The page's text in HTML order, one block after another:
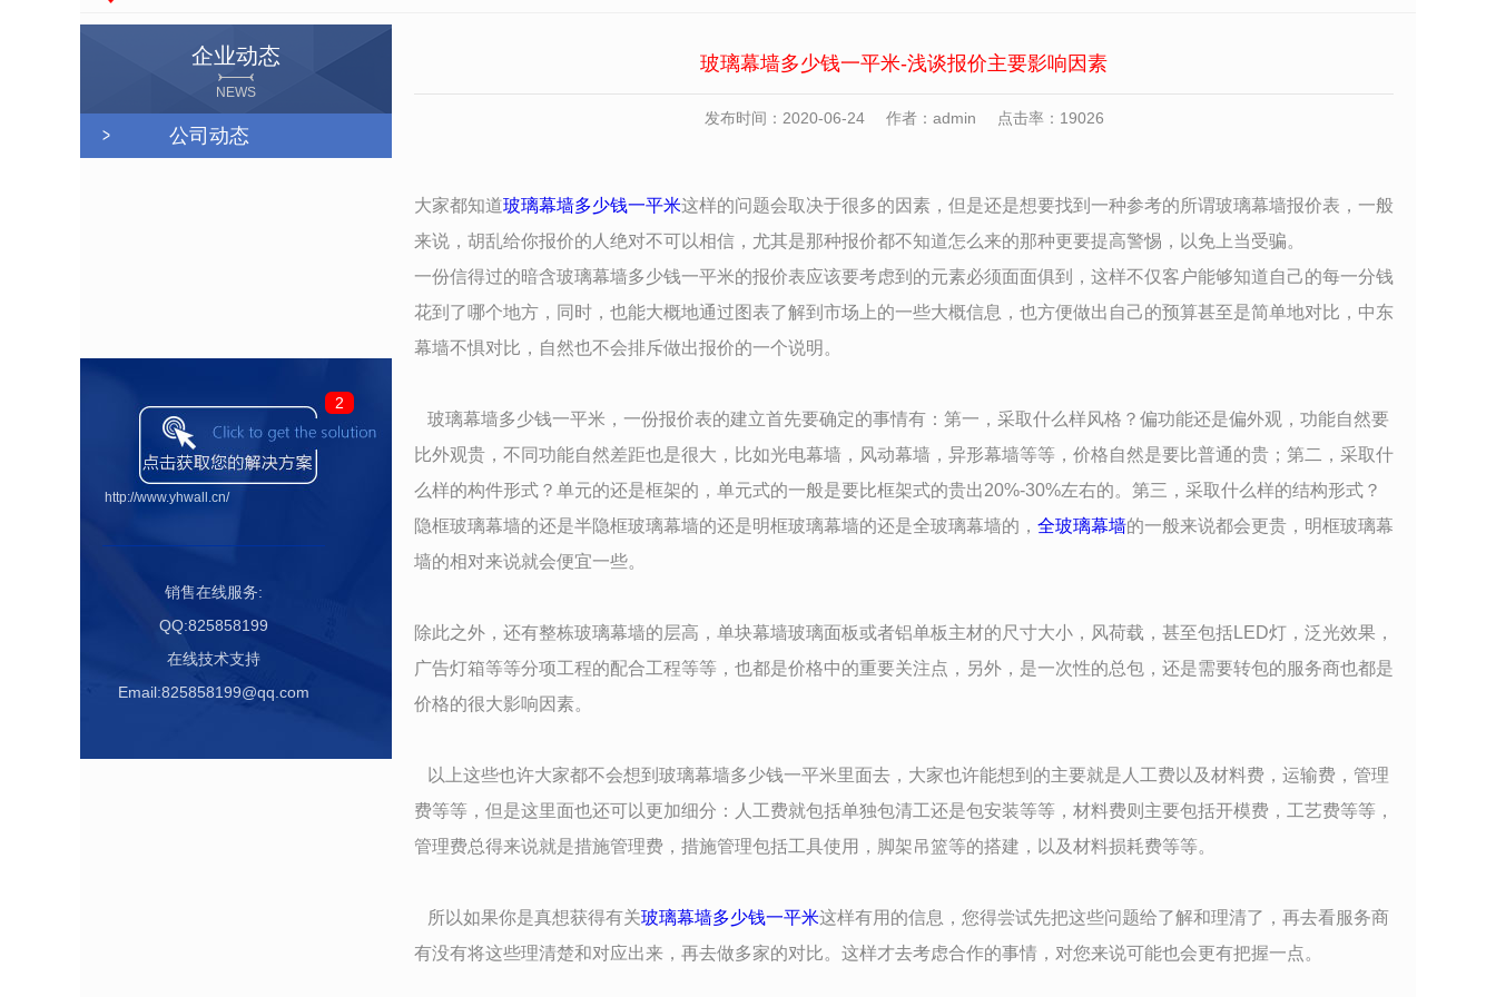
企业动态
NEWS
公司动态
2
http://www.yhwall.cn/
销售在线服务:
QQ:825858199
在线技术支持
Email:825858199@qq.com
玻璃幕墙多少钱一平米-浅谈报价主要影响因素
发布时间：2020-06-24 作者：admin 点击率：19026
大家都知道玻璃幕墙多少钱一平米这样的问题会取决于很多的因素，但是还是想要找到一种参考的所谓玻璃幕墙报价表，一般
来说，胡乱给你报价的人绝对不可以相信，尤其是那种报价都不知道怎么来的那种更要提高警惕，以免上当受骗。
一份信得过的暗含玻璃幕墙多少钱一平米的报价表应该要考虑到的元素必须面面俱到，这样不仅客户能够知道自己的每一分钱
花到了哪个地方，同时，也能大概地通过图表了解到市场上的一些大概信息，也方便做出自己的预算甚至是简单地对比，中东
幕墙不惧对比，自然也不会排斥做出报价的一个说明。
玻璃幕墙多少钱一平米，一份报价表的建立首先要确定的事情有：第一，采取什么样风格？偏功能还是偏外观，功能自然要
比外观贵，不同功能自然差距也是很大，比如光电幕墙，风动幕墙，异形幕墙等等，价格自然是要比普通的贵；第二，采取什
么样的构件形式？单元的还是框架的，单元式的一般是要比框架式的贵出20%-30%左右的。第三，采取什么样的结构形式？
隐框玻璃幕墙的还是半隐框玻璃幕墙的还是明框玻璃幕墙的还是全玻璃幕墙的， 全玻璃幕墙的一般来说都会更贵，明框玻璃幕
墙的相对来说就会便宜一些。
除此之外，还有整栋玻璃幕墙的层高，单块幕墙玻璃面板或者铝单板主材的尺寸大小，风荷载，甚至包括LED灯，泛光效果，
广告灯箱等等分项工程的配合工程等等，也都是价格中的重要关注点，另外，是一次性的总包，还是需要转包的服务商也都是
价格的很大影响因素。
以上这些也许大家都不会想到玻璃幕墙多少钱一平米里面去，大家也许能想到的主要就是人工费以及材料费，运输费，管理
费等等，但是这里面也还可以更加细分：人工费就包括单独包清工还是包安装等等，材料费则主要包括开模费，工艺费等等，
管理费总得来说就是措施管理费，措施管理包括工具使用，脚架吊篮等的搭建，以及材料损耗费等等。
所以如果你是真想获得有关玻璃幕墙多少钱一平米这样有用的信息，您得尝试先把这些问题给了解和理清了，再去看服务商
有没有将这些理清楚和对应出来，再去做多家的对比。这样才去考虑合作的事情，对您来说可能也会更有把握一点。